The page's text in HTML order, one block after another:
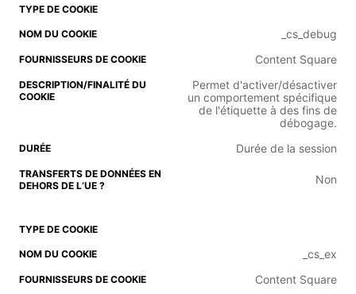
_cs_debug
Content Square
Permet d'activer/désactiver
un comportement spécifique
de l'étiquette à des fins de
débogage.
Durée de la session
Non
_cs_ex
Content Square